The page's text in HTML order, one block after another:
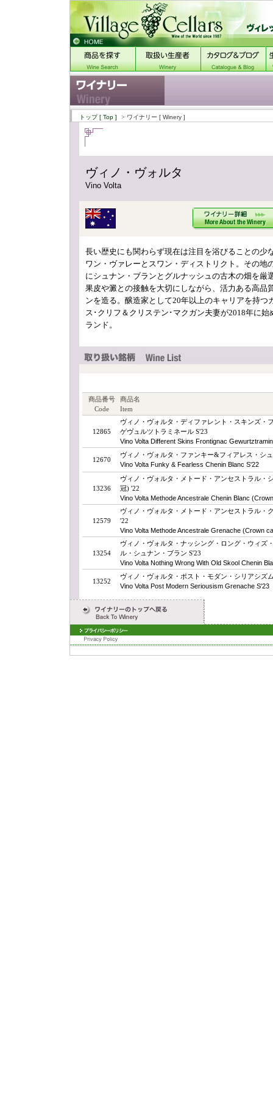
トップ[ Top ] > ワイナリー [ Winery ]
ヴィノ・ヴォルタ
Vino Volta
長い歴史にも関わらず現在は注目を浴びることの少
ワン・ヴァレーとスワン・ディストリクト。その地
にシュナン・ブランとグルナッシュの古木の畑を厳
果皮や澱との接触を大切にしながら、活力ある高品
ンを造る。醸造家として20年以上のキャリアを持つ
ス･クリフ＆クリステン･マクガン夫妻が2018年に始
ランド。
商品番号
Code
商品名
Item
12865
ヴィノ・ヴォルタ・ディファレント・スキンズ・
ゲヴュルツトラミネール S'23
Vino Volta Different Skins Frontignac
12670
ヴィノ・ヴォルタ・ファンキー&フィアレス・シ
Vino Volta Funky & Fearless Chenin Blanc S'22
13236
ヴィノ・ヴォルタ・メトード・アンセストラル・
冠) '22
Vino Volta Methode Ancestrale Chenin Blanc
12579
ヴィノ・ヴォルタ・メトード・アンセストラル・
'22
Vino Volta Methode Ancestrale Grenache (Crown
13254
ヴィノ・ヴォルタ・ナッシング・ロング・ウィズ
ル・シュナン・ブラン S'23
Vino Volta Nothing Wrong With Old Skool Chenin
13252
ヴィノ・ヴォルタ・ポスト・モダン・シリアシズ
Vino Volta Post Modern Seriousism Grenache S'23